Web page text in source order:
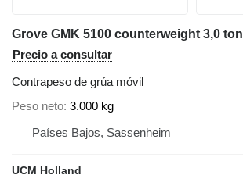
Grove GMK 5100 counterweight 3,0 ton
Precio a consultar
Contrapeso de grúa móvil
Peso neto 3.000 kg
Países Bajos, Sassenheim
UCM Holland